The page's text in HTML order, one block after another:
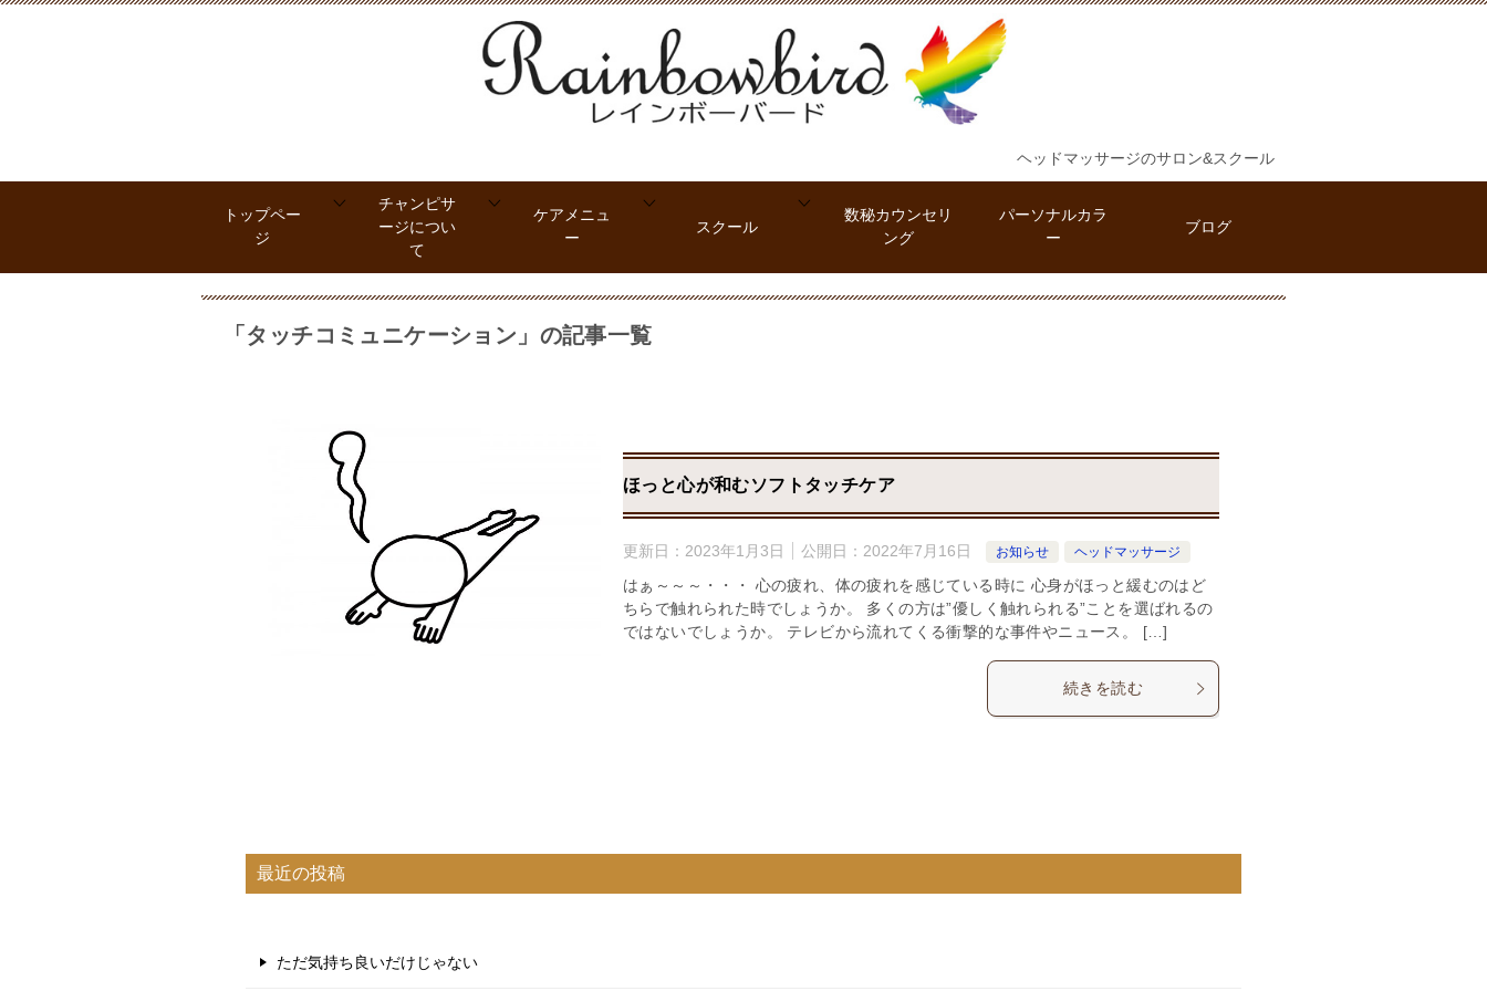
ヘッドマッサージのサロン&スクール
トップペー
ジ
チャンピサ
ージについ
て
ケアメニュ
ー
スクール
数秘カウンセリ
ング
パーソナルカラ
ー
ブログ
「タッチコミュニケーション」の記事一覧
ほっと心が和むソフトタッチケア
更新日： 2023年1月3日 公開日： 2022年7月16日 お知らせ ヘッドマッサージ
はぁ～～～・・・ 心の疲れ、体の疲れを感じている時に 心身がほっと緩むのはど
ちらで触れられた時でしょうか。 多くの方は”優しく触れられる”ことを選ばれるの
ではないでしょうか。 テレビから流れてくる衝撃的な事件やニュース。 […]
続きを読む
最近の投稿
ただ気持ち良いだけじゃない